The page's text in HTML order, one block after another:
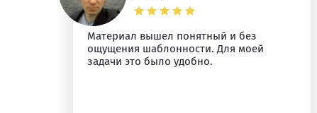
Материал вышел понятный и без
ощущения шаблонности. Для моей
задачи это было удобно.